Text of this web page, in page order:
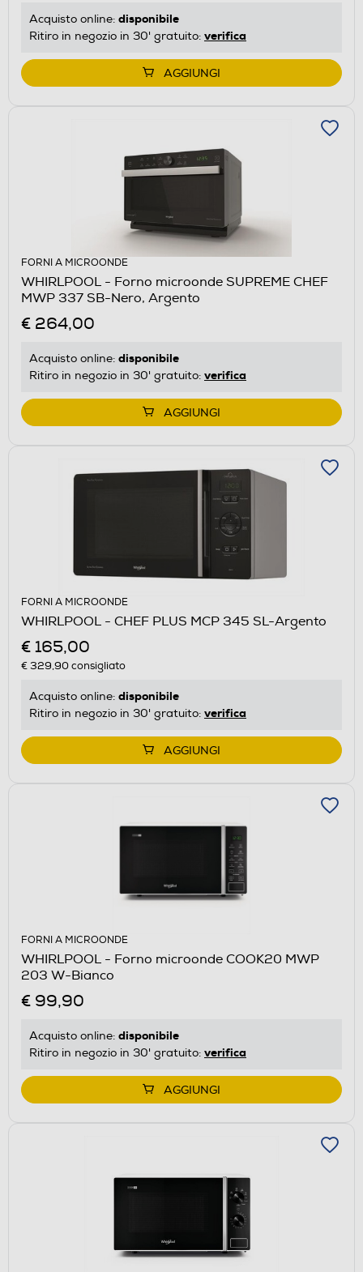
Acquisto online: disponibile
Ritiro in negozio in 30' gratuito: verifica
AGGIUNGI
FORNI A MICROONDE
WHIRLPOOL - Forno microonde SUPREME CHEF
MWP 337 SB-Nero, Argento
€ 264,00
Acquisto online: disponibile
Ritiro in negozio in 30' gratuito: verifica
AGGIUNGI
FORNI A MICROONDE
WHIRLPOOL - CHEF PLUS MCP 345 SL-Argento
€ 165,00
€ 329,90consigliato
Acquisto online: disponibile
Ritiro in negozio in 30' gratuito: verifica
AGGIUNGI
FORNI A MICROONDE
WHIRLPOOL - Forno microonde COOK20 MWP
203 W-Bianco
€ 99,90
Acquisto online: disponibile
Ritiro in negozio in 30' gratuito: verifica
AGGIUNGI